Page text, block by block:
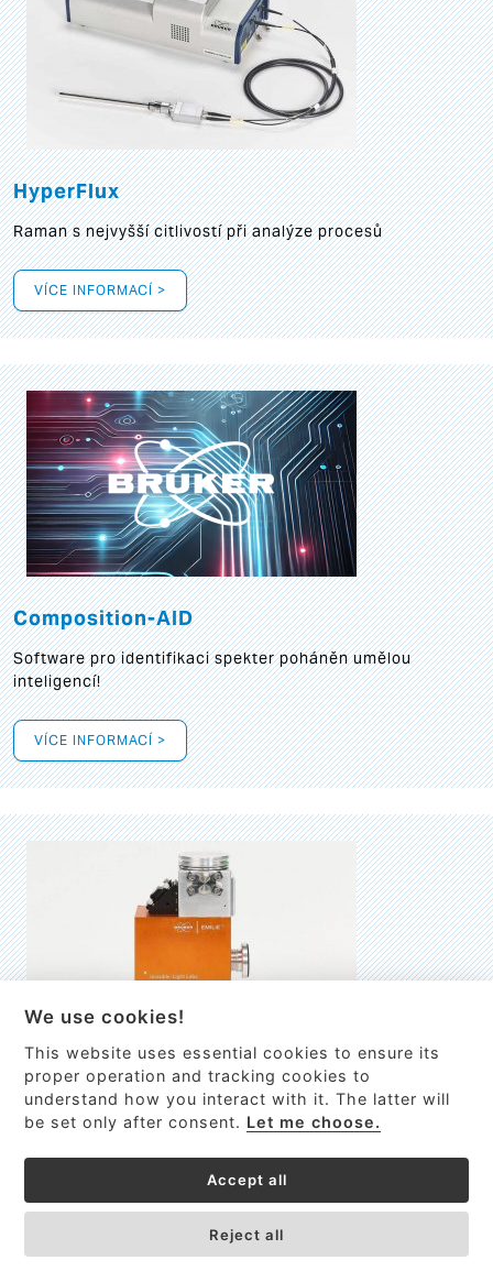
HyperFlux
Raman s nejvyšší citlivostí při analýze procesů
VÍCE INFORMACÍ >
Composition-AID
Software pro identifikaci spekter poháněn umělou
inteligencí!
VÍCE INFORMACÍ >
EMILIE
První nano-elektro-mechanický (NEMS) FTIR analyzátor
We use cookies!
This website uses essential cookies to ensure its
proper operation and tracking cookies to
understand how you interact with it. The latter will
be set only after consent. Let me choose.
Accept all
Reject all